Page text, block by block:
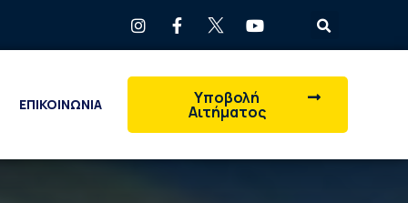
ΕΠΙΚΟΙΝΩΝΙΑ Υποβολή
Αιτήματος